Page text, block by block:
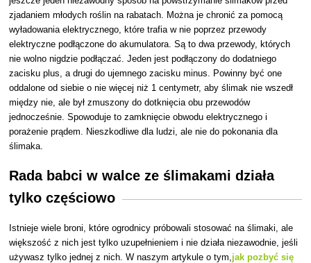
zjadaniem młodych roślin na rabatach. Można je chronić za pomocą
wyładowania elektrycznego, które trafia w nie poprzez przewody
elektryczne podłączone do akumulatora. Są to dwa przewody, których
nie wolno nigdzie podłączać. Jeden jest podłączony do dodatniego
zacisku plus, a drugi do ujemnego zacisku minus. Powinny być one
oddalone od siebie o nie więcej niż 1 centymetr, aby ślimak nie wszedł
między nie, ale był zmuszony do dotknięcia obu przewodów
jednocześnie. Spowoduje to zamknięcie obwodu elektrycznego i
porażenie prądem. Nieszkodliwe dla ludzi, ale nie do pokonania dla
ślimaka.
Rada babci w walce ze ślimakami działa
tylko częściowo
Istnieje wiele broni, które ogrodnicy próbowali stosować na ślimaki, ale
większość z nich jest tylko uzupełnieniem i nie działa niezawodnie, jeśli
używasz tylko jednej z nich. W naszym artykuleo tym, jak pozbyć się